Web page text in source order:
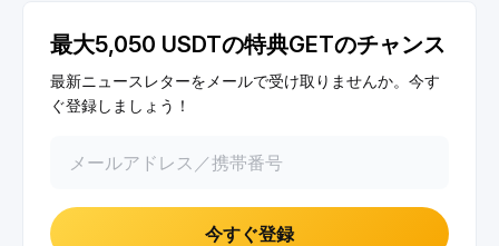
最大5,050 USDTの特典GETのチャンス
最新ニュースレターをメールで受け取りませんか。今す
ぐ登録しましょう！
今すぐ登録